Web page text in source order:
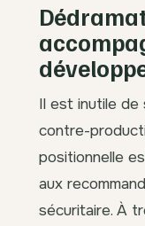
Il est inutile de
contre-
positionnelle
aux
sécuritaire. À